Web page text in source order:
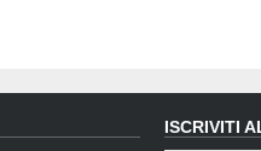
ISCRIVITI